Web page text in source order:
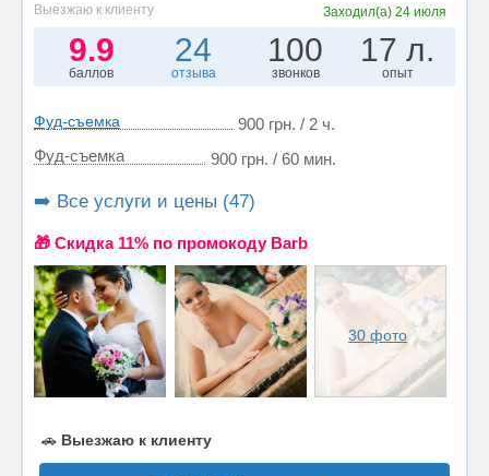
Выезжаю к клиенту Заходил(а)24 июля
9.9
баллов
24
отзыва
100
звонков
17 л.
опыт
Фуд-съемка
900 грн. / 2 ч.
Фуд-съемка
900 грн. / 60 мин.
➡️ Все услуги и цены (47)
🎁 Cкидка 11% по промокоду Barb
30 фото
🚗 Выезжаю к клиенту